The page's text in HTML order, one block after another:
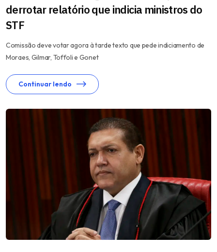
derrotar relatório que indicia ministros do
STF
Comissão deve votar agora à tarde texto que pede indiciamento de
Moraes, Gilmar, Toffoli e Gonet
Continuar lendo